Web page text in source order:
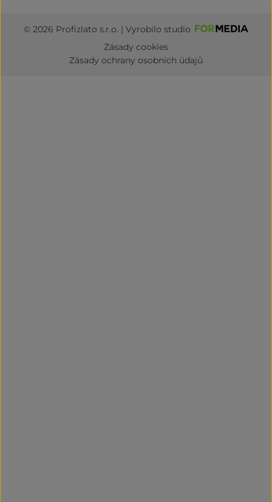
© 2026 Profizlato s.r.o. | Vyrobilo studio
Zásady cookies
Zásady ochrany osobních údajů